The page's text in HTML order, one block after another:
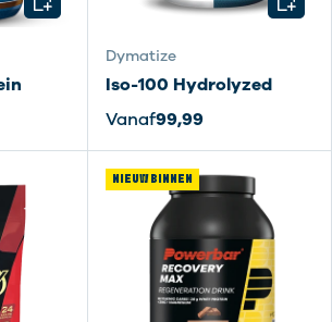
Dymatize
Iso-100 Hydrolyzed
Vanaf99,99
NIEUW BINNEN